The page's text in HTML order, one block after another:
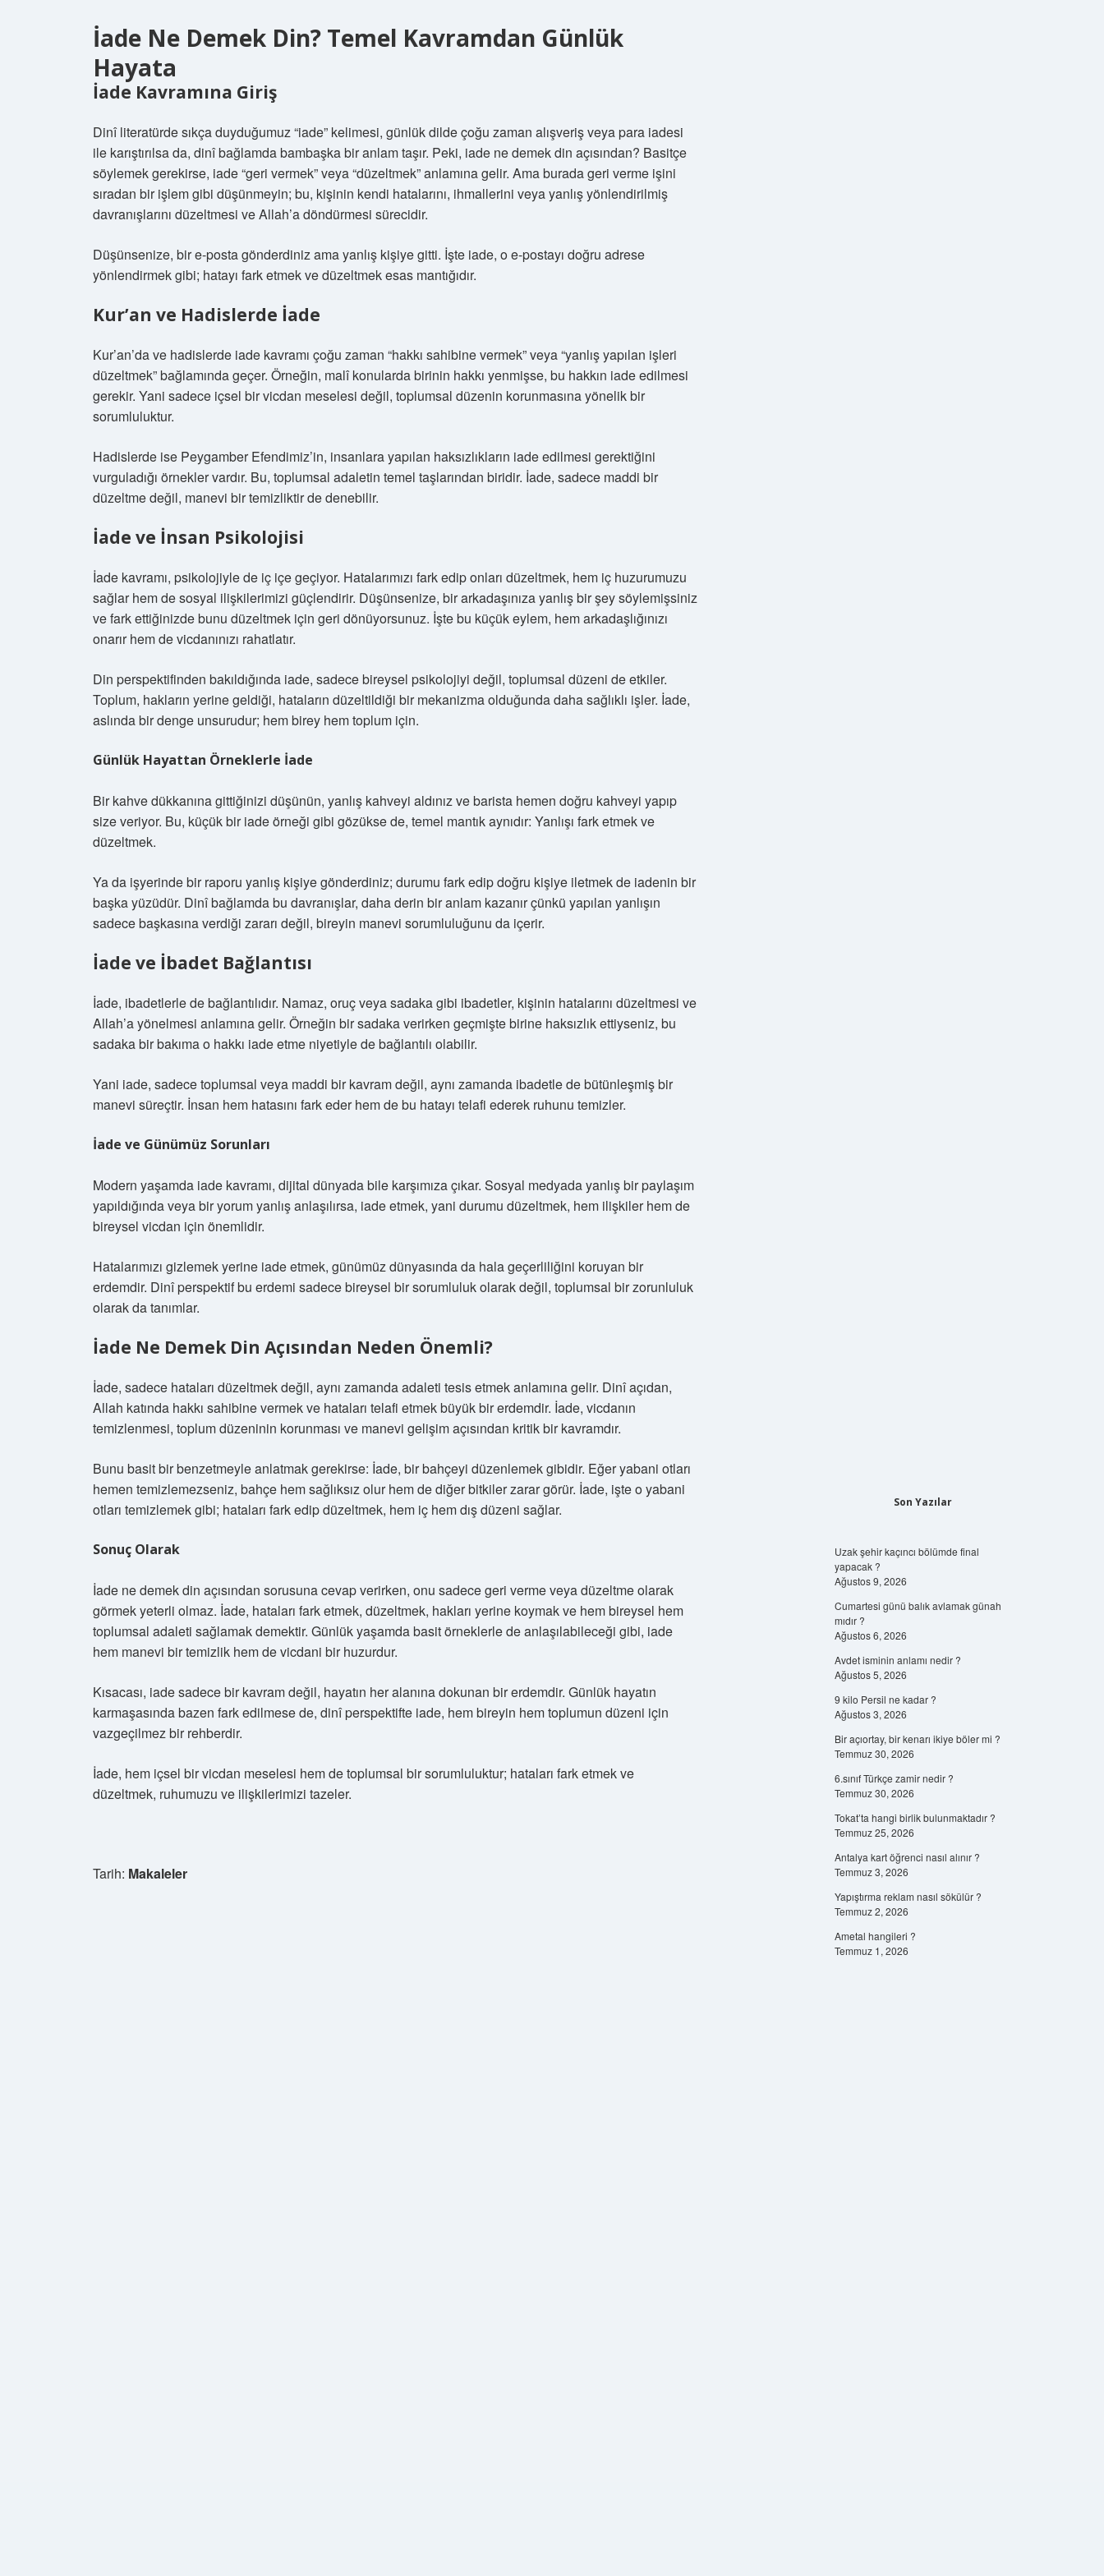
İade Ne Demek Din? Temel Kavramdan Günlük
Hayata
İade Kavramına Giriş
Dinî literatürde sıkça duyduğumuz “iade” kelimesi, günlük dilde çoğu zaman alışveriş veya para iadesi
ile karıştırılsa da, dinî bağlamda bambaşka bir anlam taşır. Peki, iade ne demek din açısından? Basitçe
söylemek gerekirse, iade “geri vermek” veya “düzeltmek” anlamına gelir. Ama burada geri verme işini
sıradan bir işlem gibi düşünmeyin; bu, kişinin kendi hatalarını, ihmallerini veya yanlış yönlendirilmiş
davranışlarını düzeltmesi ve Allah’a döndürmesi sürecidir.
Düşünsenize, bir e-posta gönderdiniz ama yanlış kişiye gitti. İşte iade, o e-postayı doğru adrese
yönlendirmek gibi; hatayı fark etmek ve düzeltmek esas mantığıdır.
Kur’an ve Hadislerde İade
Kur’an’da ve hadislerde iade kavramı çoğu zaman “hakkı sahibine vermek” veya “yanlış yapılan işleri
düzeltmek” bağlamında geçer. Örneğin, malî konularda birinin hakkı yenmişse, bu hakkın iade edilmesi
gerekir. Yani sadece içsel bir vicdan meselesi değil, toplumsal düzenin korunmasına yönelik bir
sorumluluktur.
Hadislerde ise Peygamber Efendimiz’in, insanlara yapılan haksızlıkların iade edilmesi gerektiğini
vurguladığı örnekler vardır. Bu, toplumsal adaletin temel taşlarından biridir. İade, sadece maddi bir
düzeltme değil, manevi bir temizliktir de denebilir.
İade ve İnsan Psikolojisi
İade kavramı, psikolojiyle de iç içe geçiyor. Hatalarımızı fark edip onları düzeltmek, hem iç huzurumuzu
sağlar hem de sosyal ilişkilerimizi güçlendirir. Düşünsenize, bir arkadaşınıza yanlış bir şey söylemişsiniz
ve fark ettiğinizde bunu düzeltmek için geri dönüyorsunuz. İşte bu küçük eylem, hem arkadaşlığınızı
onarır hem de vicdanınızı rahatlatır.
Din perspektifinden bakıldığında iade, sadece bireysel psikolojiyi değil, toplumsal düzeni de etkiler.
Toplum, hakların yerine geldiği, hataların düzeltildiği bir mekanizma olduğunda daha sağlıklı işler. İade,
aslında bir denge unsurudur; hem birey hem toplum için.
Günlük Hayattan Örneklerle İade
Bir kahve dükkanına gittiğinizi düşünün, yanlış kahveyi aldınız ve barista hemen doğru kahveyi yapıp
size veriyor. Bu, küçük bir iade örneği gibi gözükse de, temel mantık aynıdır: Yanlışı fark etmek ve
düzeltmek.
Ya da işyerinde bir raporu yanlış kişiye gönderdiniz; durumu fark edip doğru kişiye iletmek de iadenin bir
başka yüzüdür. Dinî bağlamda bu davranışlar, daha derin bir anlam kazanır çünkü yapılan yanlışın
sadece başkasına verdiği zararı değil, bireyin manevi sorumluluğunu da içerir.
İade ve İbadet Bağlantısı
İade, ibadetlerle de bağlantılıdır. Namaz, oruç veya sadaka gibi ibadetler, kişinin hatalarını düzeltmesi ve
Allah’a yönelmesi anlamına gelir. Örneğin bir sadaka verirken geçmişte birine haksızlık ettiyseniz, bu
sadaka bir bakıma o hakkı iade etme niyetiyle de bağlantılı olabilir.
Yani iade, sadece toplumsal veya maddi bir kavram değil, aynı zamanda ibadetle de bütünleşmiş bir
manevi süreçtir. İnsan hem hatasını fark eder hem de bu hatayı telafi ederek ruhunu temizler.
İade ve Günümüz Sorunları
Modern yaşamda iade kavramı, dijital dünyada bile karşımıza çıkar. Sosyal medyada yanlış bir paylaşım
yapıldığında veya bir yorum yanlış anlaşılırsa, iade etmek, yani durumu düzeltmek, hem ilişkiler hem de
bireysel vicdan için önemlidir.
Hatalarımızı gizlemek yerine iade etmek, günümüz dünyasında da hala geçerliliğini koruyan bir
erdemdir. Dinî perspektif bu erdemi sadece bireysel bir sorumluluk olarak değil, toplumsal bir zorunluluk
olarak da tanımlar.
İade Ne Demek Din Açısından Neden Önemli?
İade, sadece hataları düzeltmek değil, aynı zamanda adaleti tesis etmek anlamına gelir. Dinî açıdan,
Allah katında hakkı sahibine vermek ve hataları telafi etmek büyük bir erdemdir. İade, vicdanın
temizlenmesi, toplum düzeninin korunması ve manevi gelişim açısından kritik bir kavramdır.
Bunu basit bir benzetmeyle anlatmak gerekirse: İade, bir bahçeyi düzenlemek gibidir. Eğer yabani otları
hemen temizlemezseniz, bahçe hem sağlıksız olur hem de diğer bitkiler zarar görür. İade, işte o yabani
otları temizlemek gibi; hataları fark edip düzeltmek, hem iç hem dış düzeni sağlar.
Sonuç Olarak
İade ne demek din açısından sorusuna cevap verirken, onu sadece geri verme veya düzeltme olarak
görmek yeterli olmaz. İade, hataları fark etmek, düzeltmek, hakları yerine koymak ve hem bireysel hem
toplumsal adaleti sağlamak demektir. Günlük yaşamda basit örneklerle de anlaşılabileceği gibi, iade
hem manevi bir temizlik hem de vicdani bir huzurdur.
Kısacası, iade sadece bir kavram değil, hayatın her alanına dokunan bir erdemdir. Günlük hayatın
karmaşasında bazen fark edilmese de, dinî perspektifte iade, hem bireyin hem toplumun düzeni için
vazgeçilmez bir rehberdir.
İade, hem içsel bir vicdan meselesi hem de toplumsal bir sorumluluktur; hataları fark etmek ve
düzeltmek, ruhumuzu ve ilişkilerimizi tazeler.
Tarih: Makaleler
Son Yazılar
Uzak şehir kaçıncı bölümde final
yapacak ?
Ağustos 9, 2026
Cumartesi günü balık avlamak günah
mıdır ?
Ağustos 6, 2026
Avdet isminin anlamı nedir ?
Ağustos 5, 2026
9 kilo Persil ne kadar ?
Ağustos 3, 2026
Bir açıortay, bir kenarı ikiye böler mi ?
Temmuz 30, 2026
6.sınıf Türkçe zamir nedir ?
Temmuz 30, 2026
Tokat’ta hangi birlik bulunmaktadır ?
Temmuz 25, 2026
Antalya kart öğrenci nasıl alınır ?
Temmuz 3, 2026
Yapıştırma reklam nasıl sökülür ?
Temmuz 2, 2026
Ametal hangileri ?
Temmuz 1, 2026